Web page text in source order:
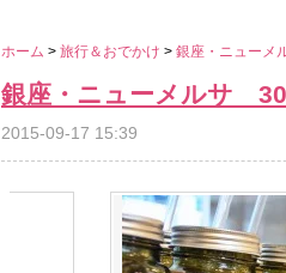
ホーム > 旅行＆おでかけ > 銀座・ニューメ
銀座・ニューメルサ 30
2015-09-17 15:39